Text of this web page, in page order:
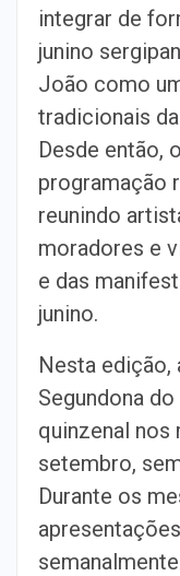
integrar de
junino
João como
tradicionais
Desde então,
programação
reunindo
moradores e
e das
junino.
Nesta edição,
Segundona
quinzenal nos
setembro,
Durante os